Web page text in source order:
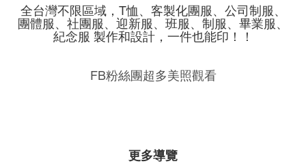
全台灣不限區域，T恤、客製化團服、公司制服、
團體服、社團服、迎新服、班服、制服、畢業服、
紀念服 製作和設計，一件也能印！！
FB粉絲團超多美照觀看
更多導覽